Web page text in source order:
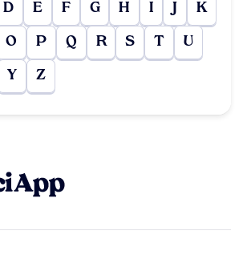
D E F G H I J K
O P Q R S T U
Y Z